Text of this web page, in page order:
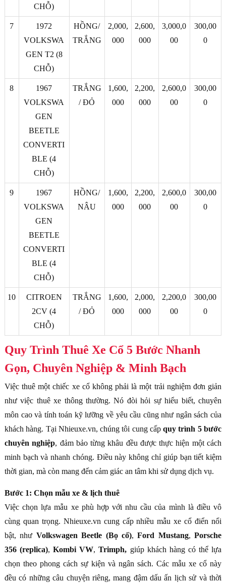
CHỖ)
7
1972
VOLKSWA
GEN T2 (8
CHỖ)
HỒNG/
TRẮNG
2,000,
000
2,600,
000
3,000,0
00
300,00
0
8
1967
VOLKSWA
GEN
BEETLE
CONVERTI
BLE (4
CHỖ)
TRẮNG
/ ĐỎ
1,600,
000
2,200,
000
2,600,0
00
300,00
0
9
1967
VOLKSWA
GEN
BEETLE
CONVERTI
BLE (4
CHỖ)
HỒNG/
NÂU
1,600,
000
2,200,
000
2,600,0
00
300,00
0
10
CITROEN
2CV (4
CHỖ)
TRẮNG
/ ĐỎ
1,600,
000
2,000,
000
2,200,0
00
300,00
0
Quy Trình Thuê Xe Cổ 5 Bước Nhanh
Gọn, Chuyên Nghiệp & Minh Bạch
Việc thuê một chiếc xe cổ không phải là một trải nghiệm đơn giản
như việc thuê xe thông thường. Nó đòi hỏi sự hiểu biết, chuyên
môn cao và tính toán kỹ lưỡng về yêu cầu cũng như ngân sách của
khách hàng. Tại Nhieuxe.vn, chúng tôi cung cấpquy trình 5 bước
chuyên nghiệp, đảm bảo từng khâu đều được thực hiện một cách
minh bạch và nhanh chóng. Điều này không chỉ giúp bạn tiết kiệm
thời gian, mà còn mang đến cảm giác an tâm khi sử dụng dịch vụ.
Bước 1: Chọn mẫu xe & lịch thuê
Việc chọn lựa mẫu xe phù hợp với nhu cầu của mình là điều vô
cùng quan trọng. Nhieuxe.vn cung cấp nhiều mẫu xe cổ điển nổi
bật, như Volkswagen Beetle (Bọ cổ),Ford Mustang,Porsche
356 (replica),Kombi VW,Trimph, giúp khách hàng có thể lựa
chọn theo phong cách sự kiện và ngân sách. Các mẫu xe cổ này
đều có những câu chuyện riêng, mang đậm dấu ấn lịch sử và thời